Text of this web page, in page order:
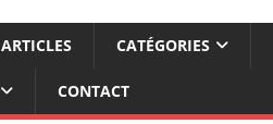
ARTICLES CATÉGORIES
CONTACT